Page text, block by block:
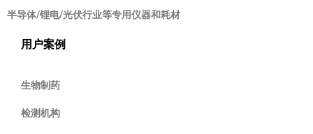
半导体/锂电/光伏行业等专用仪器和耗材
用户案例
生物制药
检测机构